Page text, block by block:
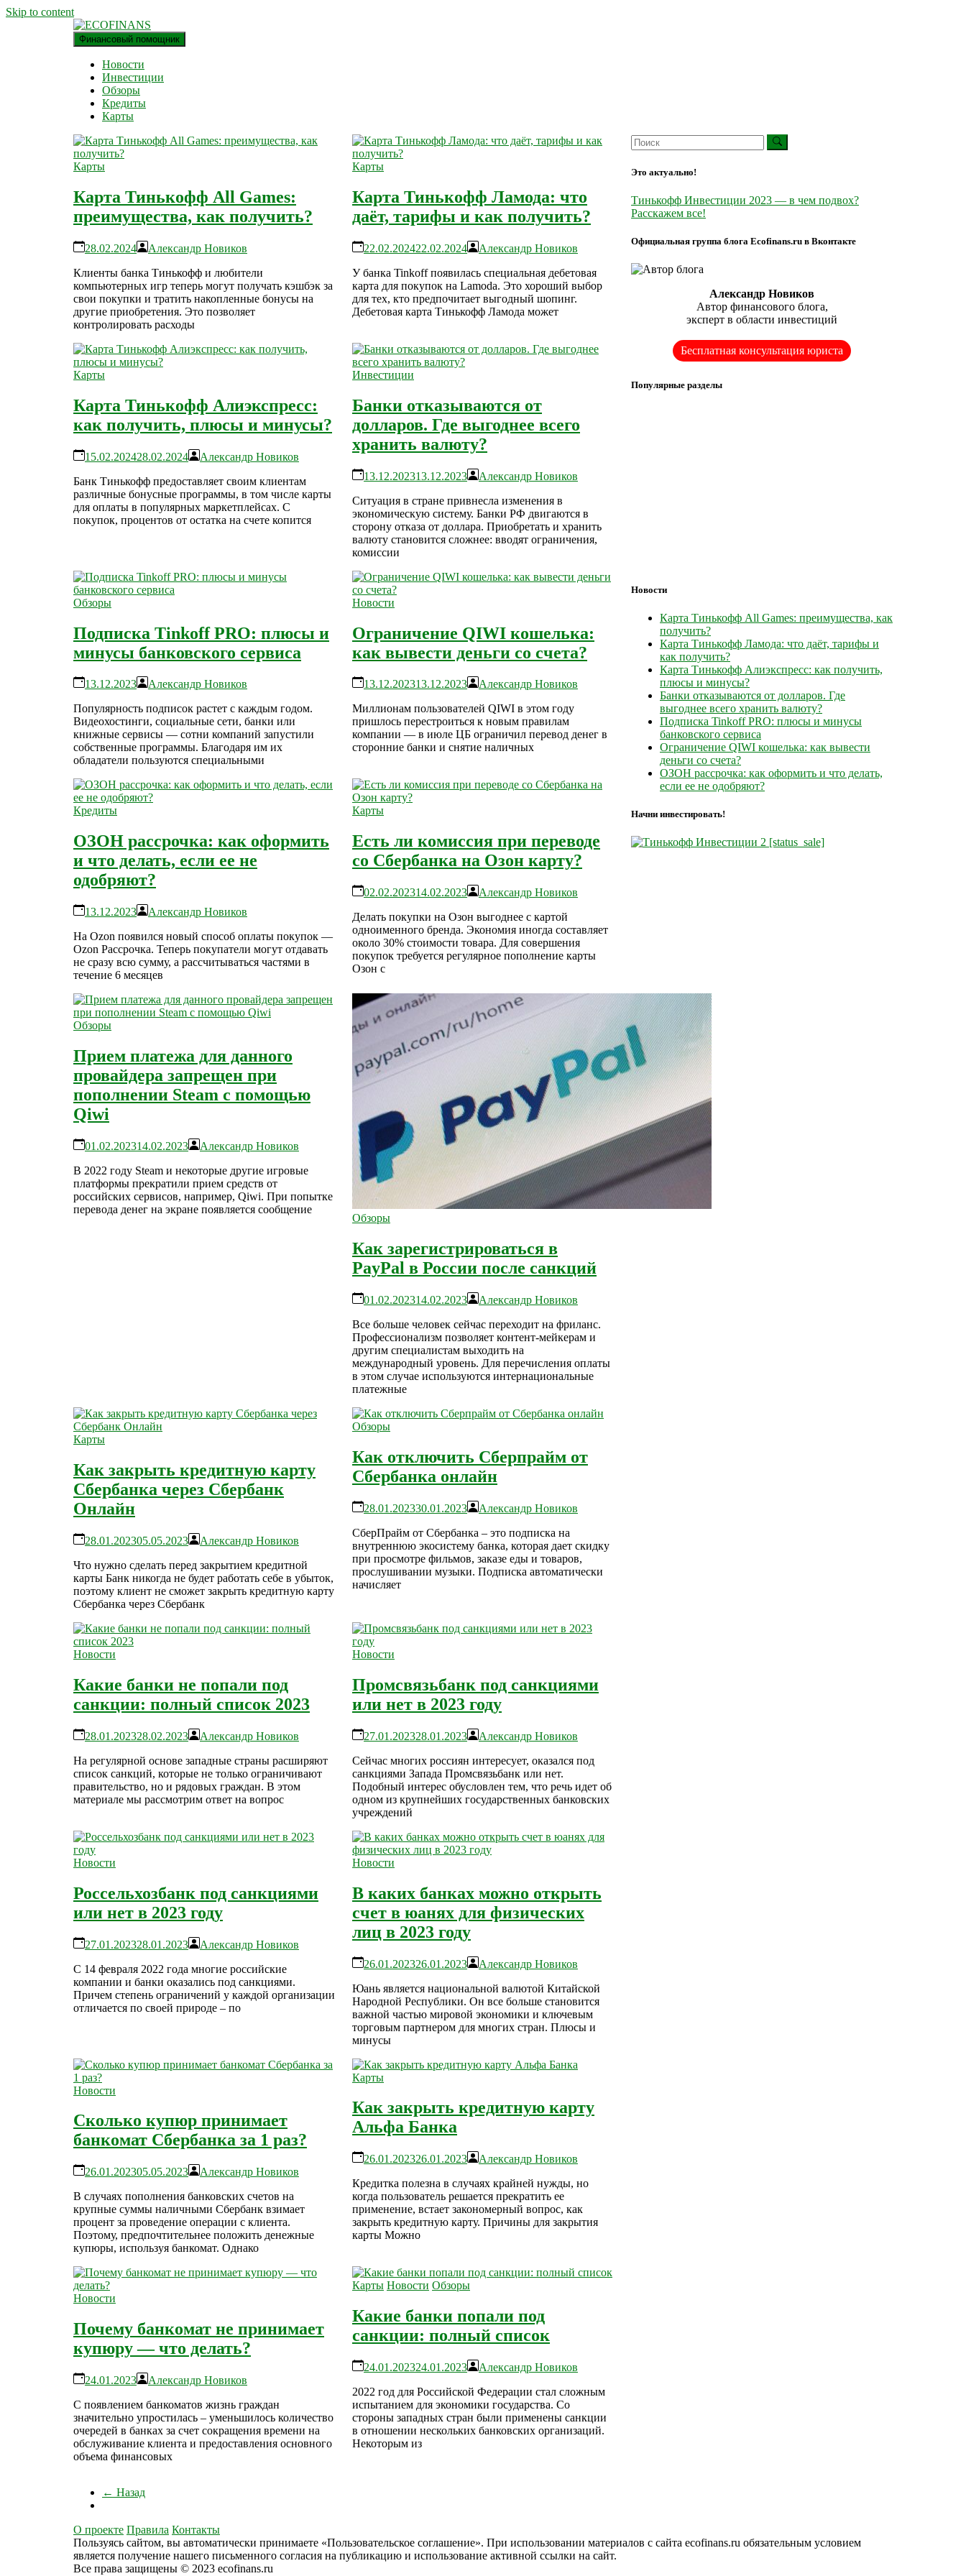
Skip to content
ECOFINANS
финансовый блог
Финансовый помощник
Новости
Инвестиции
Обзоры
Кредиты
Карты
Карты
Карта Тинькофф All Games:
преимущества, как получить?
28.02.2024
Александр Новиков
Клиенты банка Тинькофф и любители
компьютерных игр теперь могут получать кэшбэк за
свои покупки и тратить накопленные бонусы на
другие приобретения. Это позволяет
контролировать расходы
Карты
Карта Тинькофф Ламода: что
даёт, тарифы и как получить?
22.02.202422.02.2024
Александр Новиков
У банка Tinkoff появилась специальная дебетовая
карта для покупок на Lamoda. Это хороший выбор
для тех, кто предпочитает выгодный шопинг.
Дебетовая карта Тинькофф Ламода может
Карты
Карта Тинькофф Алиэкспресс:
как получить, плюсы и минусы?
15.02.202428.02.2024
Александр Новиков
Банк Тинькофф предоставляет своим клиентам
различные бонусные программы, в том числе карты
для оплаты в популярных маркетплейсах. С
покупок, процентов от остатка на счете копится
Инвестиции
Банки отказываются от
долларов. Где выгоднее всего
хранить валюту?
13.12.202313.12.2023
Александр Новиков
Ситуация в стране привнесла изменения в
экономическую систему. Банки РФ двигаются в
сторону отказа от доллара. Приобретать и хранить
валюту становится сложнее: вводят ограничения,
комиссии
Обзоры
Подписка Tinkoff PRO: плюсы и
минусы банковского сервиса
13.12.2023
Александр Новиков
Популярность подписок растет с каждым годом.
Видеохостинги, социальные сети, банки или
книжные сервисы — сотни компаний запустили
собственные программы. Благодаря им их
обладатели пользуются специальными
Новости
Ограничение QIWI кошелька:
как вывести деньги со счета?
13.12.202313.12.2023
Александр Новиков
Миллионам пользователей QIWI в этом году
пришлось перестроиться к новым правилам
компании — в июле ЦБ ограничил перевод денег в
сторонние банки и снятие наличных
Кредиты
ОЗОН рассрочка: как оформить
и что делать, если ее не
одобряют?
13.12.2023
Александр Новиков
На Ozon появился новый способ оплаты покупок —
Ozon Рассрочка. Теперь покупатели могут отдавать
не сразу всю сумму, а рассчитываться частями в
течение 6 месяцев
Карты
Есть ли комиссия при переводе
со Сбербанка на Озон карту?
02.02.202314.02.2023
Александр Новиков
Делать покупки на Озон выгоднее с картой
одноименного бренда. Экономия иногда составляет
около 30% стоимости товара. Для совершения
покупок требуется регулярное пополнение карты
Озон с
Обзоры
Прием платежа для данного
провайдера запрещен при
пополнении Steam с помощью
Qiwi
01.02.202314.02.2023
Александр Новиков
В 2022 году Steam и некоторые другие игровые
платформы прекратили прием средств от
российских сервисов, например, Qiwi. При попытке
перевода денег на экране появляется сообщение
Обзоры
Как зарегистрироваться в
PayPal в России после санкций
01.02.202314.02.2023
Александр Новиков
Все больше человек сейчас переходит на фриланс.
Профессионализм позволяет контент-мейкерам и
другим специалистам выходить на
международный уровень. Для перечисления оплаты
в этом случае используются интернациональные
платежные
Карты
Как закрыть кредитную карту
Сбербанка через Сбербанк
Онлайн
28.01.202305.05.2023
Александр Новиков
Что нужно сделать перед закрытием кредитной
карты Банк никогда не будет работать себе в убыток,
поэтому клиент не сможет закрыть кредитную карту
Сбербанка через Сбербанк
Обзоры
Как отключить Сберпрайм от
Сбербанка онлайн
28.01.202330.01.2023
Александр Новиков
СберПрайм от Сбербанка – это подписка на
внутреннюю экосистему банка, которая дает скидку
при просмотре фильмов, заказе еды и товаров,
прослушивании музыки. Подписка автоматически
начисляет
Новости
Какие банки не попали под
санкции: полный список 2023
28.01.202328.02.2023
Александр Новиков
На регулярной основе западные страны расширяют
список санкций, которые не только ограничивают
правительство, но и рядовых граждан. В этом
материале мы рассмотрим ответ на вопрос
Новости
Промсвязьбанк под санкциями
или нет в 2023 году
27.01.202328.01.2023
Александр Новиков
Сейчас многих россиян интересует, оказался под
санкциями Запада Промсвязьбанк или нет.
Подобный интерес обусловлен тем, что речь идет об
одном из крупнейших государственных банковских
учреждений
Новости
Россельхозбанк под санкциями
или нет в 2023 году
27.01.202328.01.2023
Александр Новиков
С 14 февраля 2022 года многие российские
компании и банки оказались под санкциями.
Причем степень ограничений у каждой организации
отличается по своей природе – по
Новости
В каких банках можно открыть
счет в юанях для физических
лиц в 2023 году
26.01.202326.01.2023
Александр Новиков
Юань является национальной валютой Китайской
Народной Республики. Он все больше становится
важной частью мировой экономики и ключевым
торговым партнером для многих стран. Плюсы и
минусы
Новости
Сколько купюр принимает
банкомат Сбербанка за 1 раз?
26.01.202305.05.2023
Александр Новиков
В случаях пополнения банковских счетов на
крупные суммы наличными Сбербанк взимает
процент за проведение операции с клиента.
Поэтому, предпочтительнее положить денежные
купюры, используя банкомат. Однако
Карты
Как закрыть кредитную карту
Альфа Банка
26.01.202326.01.2023
Александр Новиков
Кредитка полезна в случаях крайней нужды, но
когда пользователь решается прекратить ее
применение, встает закономерный вопрос, как
закрыть кредитную карту. Причины для закрытия
карты Можно
Новости
Почему банкомат не принимает
купюру — что делать?
24.01.2023
Александр Новиков
С появлением банкоматов жизнь граждан
значительно упростилась – уменьшилось количество
очередей в банках за счет сокращения времени на
обслуживание клиента и предоставления основного
объема финансовых
Карты Новости Обзоры
Какие банки попали под
санкции: полный список
24.01.202324.01.2023
Александр Новиков
2022 год для Российской Федерации стал сложным
испытанием для экономики государства. Со
стороны западных стран были применены санкции
в отношении нескольких банковских организаций.
Некоторым из
← Назад
Это актуально!
Тинькофф Инвестиции 2023 — в чем подвох?
Расскажем все!
Официальная группа блога Ecofinans.ru в Вконтакте
Александр Новиков
Автор финансового блога,
эксперт в области инвестиций
Бесплатная консультация юриста
Популярные разделы
Новости
Карта Тинькофф All Games: преимущества, как
получить?
Карта Тинькофф Ламода: что даёт, тарифы и
как получить?
Карта Тинькофф Алиэкспресс: как получить,
плюсы и минусы?
Банки отказываются от долларов. Где
выгоднее всего хранить валюту?
Подписка Tinkoff PRO: плюсы и минусы
банковского сервиса
Ограничение QIWI кошелька: как вывести
деньги со счета?
ОЗОН рассрочка: как оформить и что делать,
если ее не одобряют?
Начни инвестировать!
О проекте Правила Контакты
Пользуясь сайтом, вы автоматически принимаете «Пользовательское соглашение». При использовании материалов с сайта ecofinans.ru обязательным условием
является получение нашего письменного согласия на публикацию и использование активной ссылки на сайт.
Все права защищены © 2023 ecofinans.ru